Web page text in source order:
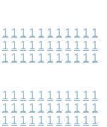
1 1 1 1 1 1 1 1 1 1 1
1 1 1 1 1 1 1 1 1 1 1
1 1 1 1 1 1 1 1 1 1 1
1 1 1 1 1 1 1 1 1 1 1
1 1 1 1 1 1 1 1 1 1 1
1 1 1 1 1 1 1 1 1 1 1